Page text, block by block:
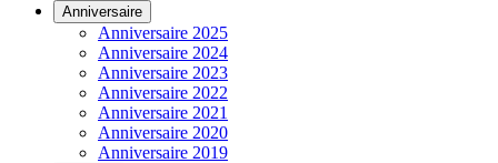
Anniversaire
Anniversaire 2025
Anniversaire 2024
Anniversaire 2023
Anniversaire 2022
Anniversaire 2021
Anniversaire 2020
Anniversaire 2019